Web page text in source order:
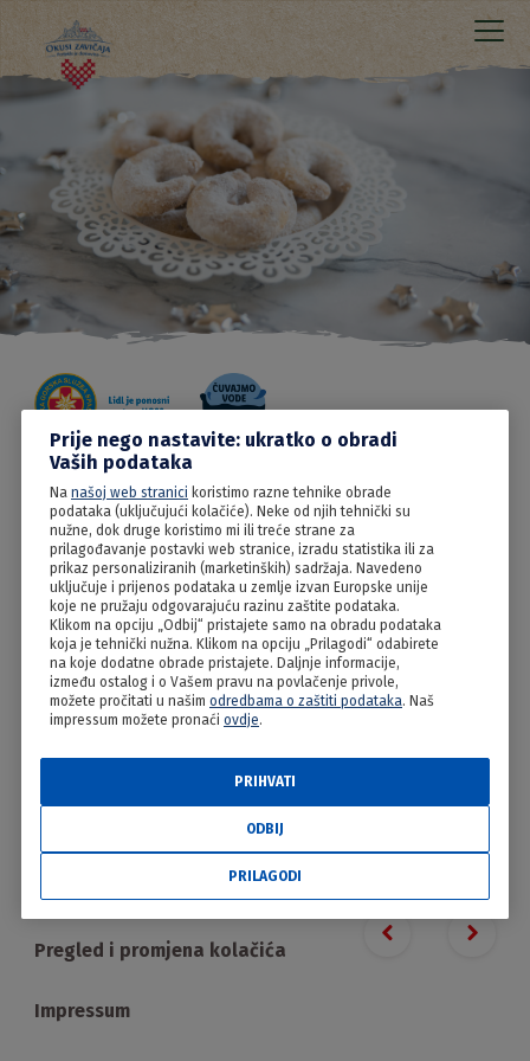
27.05.2022
Vanilin roščići
Previous slide
Next
Pregled i promjena kolačića
Impressum
Prije nego nastavite: ukratko o obradi
Vaših podataka
Na našoj web stranici koristimo razne tehnike obrade
podataka (uključujući kolačiće). Neke od njih tehnički su
nužne, dok druge koristimo mi ili treće strane za
prilagođavanje postavki web stranice, izradu statistika ili za
prikaz personaliziranih (marketinških) sadržaja. Navedeno
uključuje i prijenos podataka u zemlje izvan Europske unije
koje ne pružaju odgovarajuću razinu zaštite podataka.
Klikom na opciju „Odbij“ pristajete samo na obradu podataka
koja je tehnički nužna. Klikom na opciju „Prilagodi“ odabirete
na koje dodatne obrade pristajete. Daljnje informacije,
između ostalog i o Vašem pravu na povlačenje privole,
možete pročitati u našim odredbama o zaštiti podataka. Naš
impressum možete pronaći ovdje.
ODBIJ
PRIHVATI
PRILAGODI